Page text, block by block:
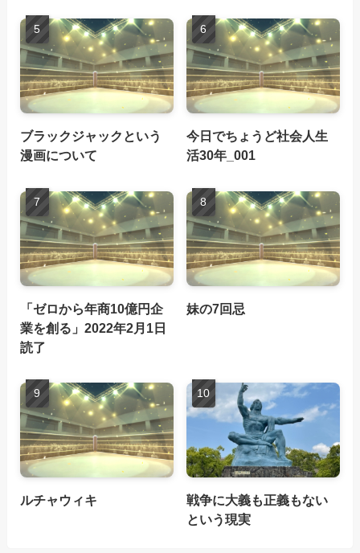
ブラックジャックという
漫画について
今日でちょうど社会人生
活30年_001
「ゼロから年商10億円企
業を創る」2022年2月1日
読了
妹の7回忌
ルチャウィキ
戦争に大義も正義もない
という現実